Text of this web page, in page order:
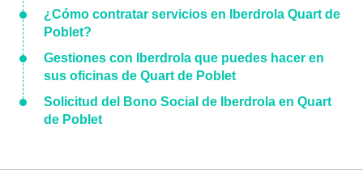
¿Cómo contratar servicios en Iberdrola Quart de
Poblet?
Gestiones con Iberdrola que puedes hacer en
sus oficinas de Quart de Poblet
Solicitud del Bono Social de Iberdrola en Quart
de Poblet